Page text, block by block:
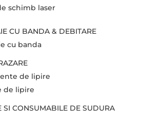
schimb laser
CU BANDA & DEBITARE
cu banda
de lipire
de lipire
SI CONSUMABILE DE SUDURA